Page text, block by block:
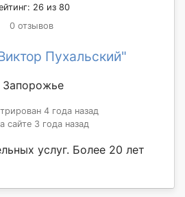
26 из 80
0 отзывов
Пухальский"
Запорожье
4 года назад
сайте 3 года назад
услуг. Более 20 лет